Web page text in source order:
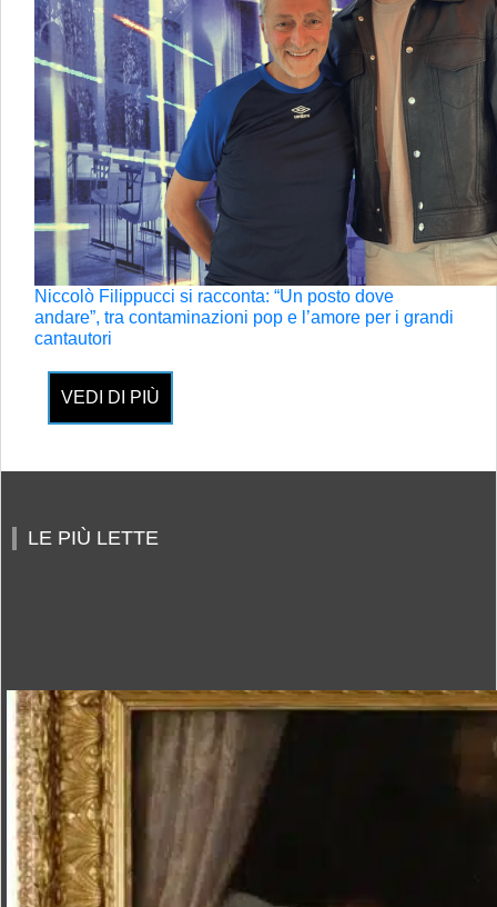
Niccolò Filippucci si racconta: “Un posto dove
andare”, tra contaminazioni pop e l’amore per i grandi
cantautori
VEDI DI PIÙ
LE PIÙ LETTE